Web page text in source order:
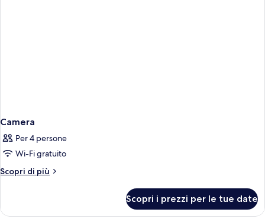
Camera
Per 4 persone
Wi-Fi gratuito
Scopri di più
Altri
Scopri i prezzi per le tue date